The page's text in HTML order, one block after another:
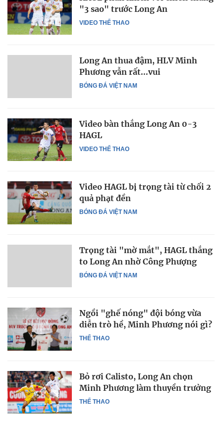
VIDEO THỂ THAO
"3 sao" trước Long An
BÓNG ĐÁ VIỆT NAM
Long An thua đậm, HLV Minh
Phương vẫn rất...vui
VIDEO THỂ THAO
Video bàn thắng Long An 0-3
HAGL
BÓNG ĐÁ VIỆT NAM
Video HAGL bị trọng tài từ chối 2
quả phạt đền
BÓNG ĐÁ VIỆT NAM
Trọng tài "mờ mắt", HAGL thắng
to Long An nhờ Công Phượng
THỂ THAO
Ngồi "ghế nóng" đội bóng vừa
diễn trò hề, Minh Phương nói gì?
THỂ THAO
Bỏ rơi Calisto, Long An chọn
Minh Phương làm thuyền trưởng